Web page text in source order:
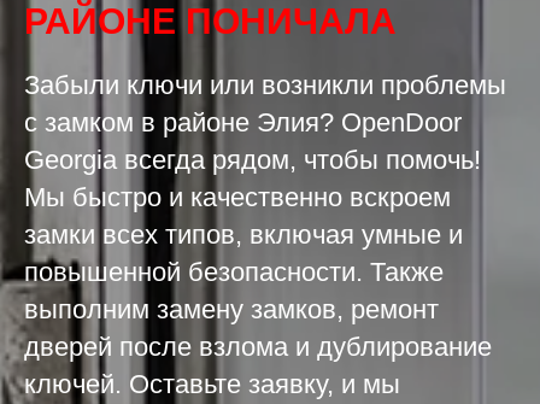
РАЙОНЕ ПОНИЧАЛА
Забыли ключи или возникли проблемы
с замком в районе Элия? OpenDoor
Georgia всегда рядом, чтобы помочь!
Мы быстро и качественно вскроем
замки всех типов, включая умные и
повышенной безопасности. Также
выполним замену замков, ремонт
дверей после взлома и дублирование
ключей. Оставьте заявку, и мы